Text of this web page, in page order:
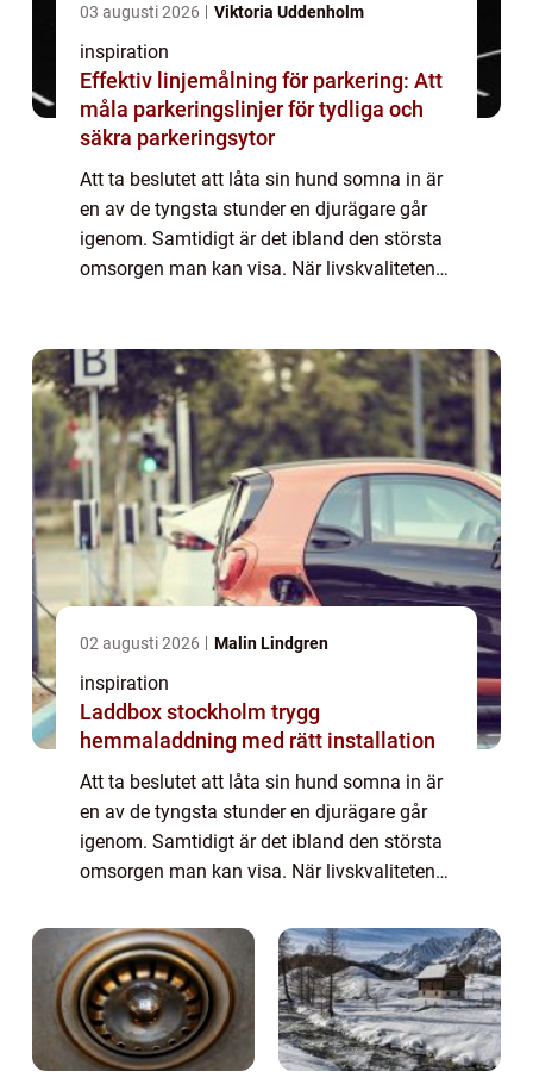
03 augusti 2026 Viktoria Uddenholm
inspiration
Effektiv linjemålning för parkering: Att
måla parkeringslinjer för tydliga och
säkra parkeringsytor
Att ta beslutet att låta sin hund somna in är
en av de tyngsta stunder en djurägare går
igenom. Samtidigt är det ibland den största
omsorgen man kan visa. När livskvaliteten
02 augusti 2026 Malin Lindgren
inspiration
Laddbox stockholm trygg
hemmaladdning med rätt installation
Att ta beslutet att låta sin hund somna in är
en av de tyngsta stunder en djurägare går
igenom. Samtidigt är det ibland den största
omsorgen man kan visa. När livskvaliteten
blir avlivning hund ett sätt at...